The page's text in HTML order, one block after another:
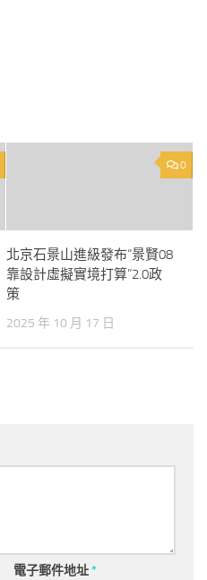
0
北京石景山進級發布“景賢08
靠設計虛擬實境打算”2.0政
策
2025 年 10 月 17 日
電子郵件地址*